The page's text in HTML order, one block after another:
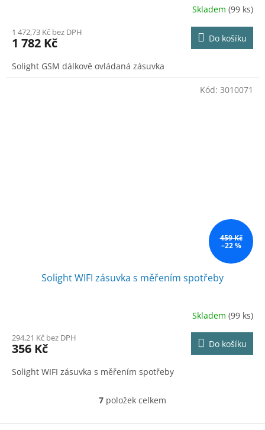
Skladem (99 ks)
1 472,73 Kč bez DPH
1 782 Kč Do košíku
Solight GSM dálkově ovládaná zásuvka
459 Kč
–22 %
Solight WIFI zásuvka s měřením spotřeby
Skladem (99 ks)
294,21 Kč bez DPH
356 Kč Do košíku
Solight WIFI zásuvka s měřením spotřeby
Kód: 3010071
O
7 položek celkem